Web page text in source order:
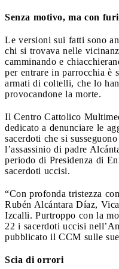
Senza motivo, ma con
Le versioni sui fatti sono
chi si trovava nelle
camminando e
per entrare in parrocchia è
armati di coltelli, che lo
provocandone la morte.
Il Centro Cattolico
dedicato a denunciare le
sacerdoti che si
l’assassinio di padre
periodo di Presidenza di
sacerdoti uccisi.
“Con profonda tristezza
Rubén Alcántara Díaz,
Izcalli. Purtroppo con la
22 i sacerdoti uccisi
pubblicato il CCM sulle
Scia di orrori